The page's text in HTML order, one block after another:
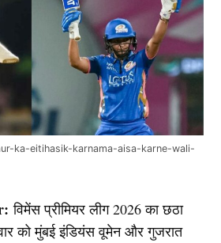
ka-eitihasik-karnama-aisa-karne-wali-
विमेंस प्रीमियर लीग 2026 का छठा
को मुंबई इंडियंस वूमेन और गुजरात